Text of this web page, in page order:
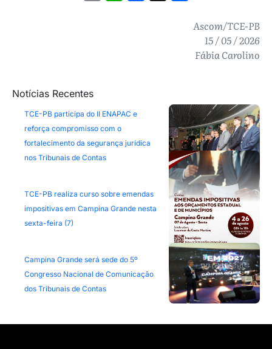
Ascom/TCE-PB
15 / 05 / 2026
Fábia Carolino
Notícias Recentes
TCE-PB participa do II ENAPAC e
reforça compromisso com o
fortalecimento da segurança jurídica
nos Tribunais de Contas
TCE-PB realiza curso sobre emendas
impositivas em Campina Grande nesta
sexta-feira (7)
Campina Grande será sede do 5º
Congresso Nacional de Comunicação
dos Tribunais de Contas